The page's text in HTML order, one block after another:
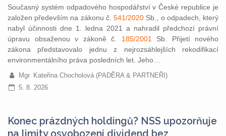
Současný systém odpadového hospodářství v České republice je
založen především na zákonu č.541/2020 Sb., o odpadech, který
nabyl účinnosti dne 1. ledna 2021 a nahradil předchozí právní
úpravu obsaženou v zákoně č. 185/2001
Sb. Přijetí nového
zákona představovalo jednu z nejrozsáhlejších rekodifikací
environmentálního práva posledních let. Jeho…
Mgr. Kateřina Chocholová (PADĚRA & PARTNEŘI)
5. 8. 2026
Konec prázdných holdingů? NSS upozorňuje